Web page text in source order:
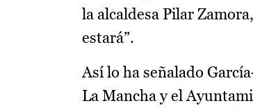
la alcaldesa Pilar
estará”.
Así lo ha señalado
La Mancha y el